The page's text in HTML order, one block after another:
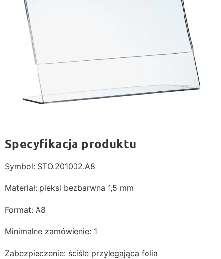
Specyfikacja produktu
Symbol: STO.201002.A8
Materiał: pleksi bezbarwna 1,5 mm
Format: A8
Minimalne zamówienie: 1
Zabezpieczenie: ściśle przylegająca folia